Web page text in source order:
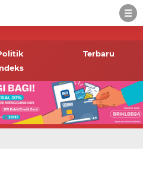
Terbaru